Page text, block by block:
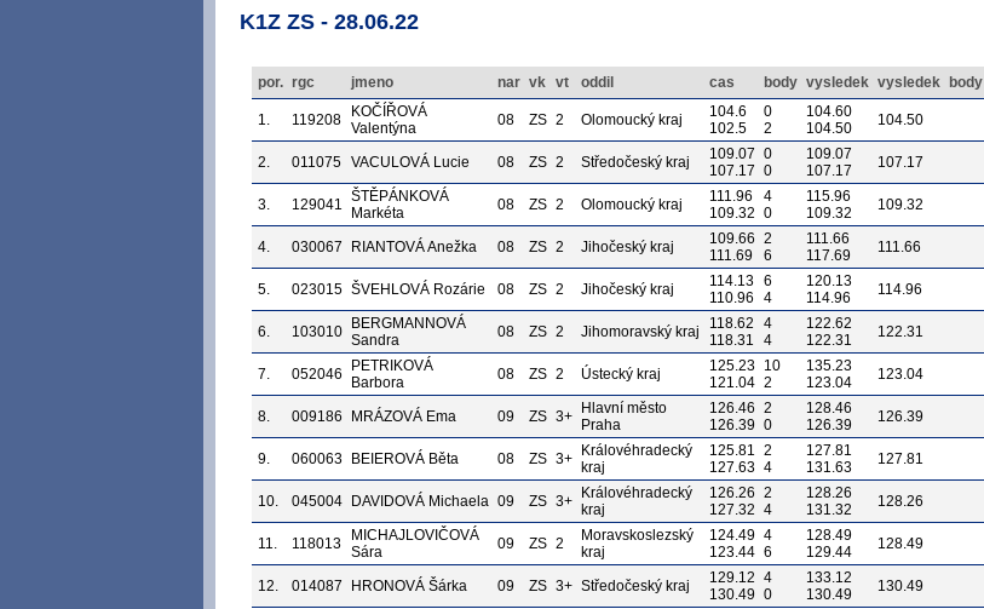
K1Z ZS - 28.06.22
por. rgc jmeno nar vk vt oddil cas body vysledek vysledek body
1. 119208
KOČÍŘOVÁ
Valentýna
08 ZS 2 Olomoucký kraj
104.6
102.5
0
2
104.60
104.50
104.50
2. 011075 VACULOVÁ Lucie 08 ZS 2 Středočeský kraj
109.07
107.17
0
0
109.07
107.17
107.17
3. 129041 ŠTĚPÁNKOVÁ
Markéta
08 ZS 2 Olomoucký kraj
111.96
109.32
4
0
115.96
109.32
109.32
4. 030067 RIANTOVÁ Anežka 08 ZS 2 Jihočeský kraj
109.66
111.69
2
6
111.66
117.69
111.66
5. 023015 ŠVEHLOVÁ Rozárie 08 ZS 2 Jihočeský kraj
114.13
110.96
6
4
120.13
114.96
114.96
6. 103010 BERGMANNOVÁ
Sandra
08 ZS 2 Jihomoravský kraj
118.62
118.31
4
4
122.62
122.31
122.31
7. 052046
PETRIKOVÁ
Barbora
08 ZS 2 Ústecký kraj
125.23
121.04
10
2
135.23
123.04
123.04
8. 009186 MRÁZOVÁ Ema 09 ZS 3+ Hlavní město
Praha
126.46
126.39
2
0
128.46
126.39
126.39
9. 060063 BEIEROVÁ Běta 08 ZS 3+ Královéhradecký
kraj
125.81
127.63
2
4
127.81
131.63
127.81
10. 045004 DAVIDOVÁ Michaela 09 ZS 3+ Královéhradecký
kraj
126.26
127.32
2
4
128.26
131.32
128.26
11. 118013
MICHAJLOVIČOVÁ
Sára
09 ZS 2
Moravskoslezský
kraj
124.49
123.44
4
6
128.49
129.44
128.49
12. 014087 HRONOVÁ Šárka 09 ZS 3+ Středočeský kraj
129.12
130.49
4
0
133.12
130.49
130.49